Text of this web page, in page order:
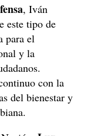
, Iván
este tipo de
para el
y la
con la
del bienestar y